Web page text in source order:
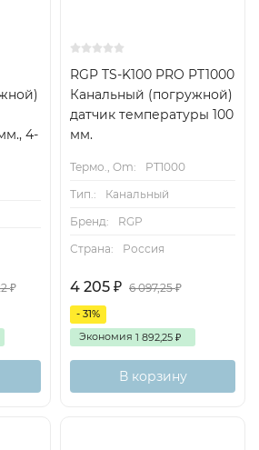
4-
₽
RGP TS-K100 PRO PT1000
Канальный (погружной)
датчик температуры 100
мм.
Термо., Om:
PT1000
Тип.:
Канальный
Бренд:
RGP
Страна:
Россия
4 205 ₽ 6 097,25₽
- 31%
Экономия 1 892,25 ₽
В корзину